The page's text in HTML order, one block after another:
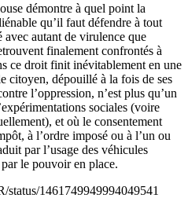
démontre à quel point la
qu’il faut défendre à tout
avec autant de virulence que
finalement confrontés à
ce droit finit inévitablement en une
citoyen, dépouillé à la fois de ses
l’oppression, n’est plus qu’un
sociales (voire
et où le consentement
à l’ordre imposé ou à l’un ou
par l’usage des véhicules
le pouvoir en place.
1461749949994049541